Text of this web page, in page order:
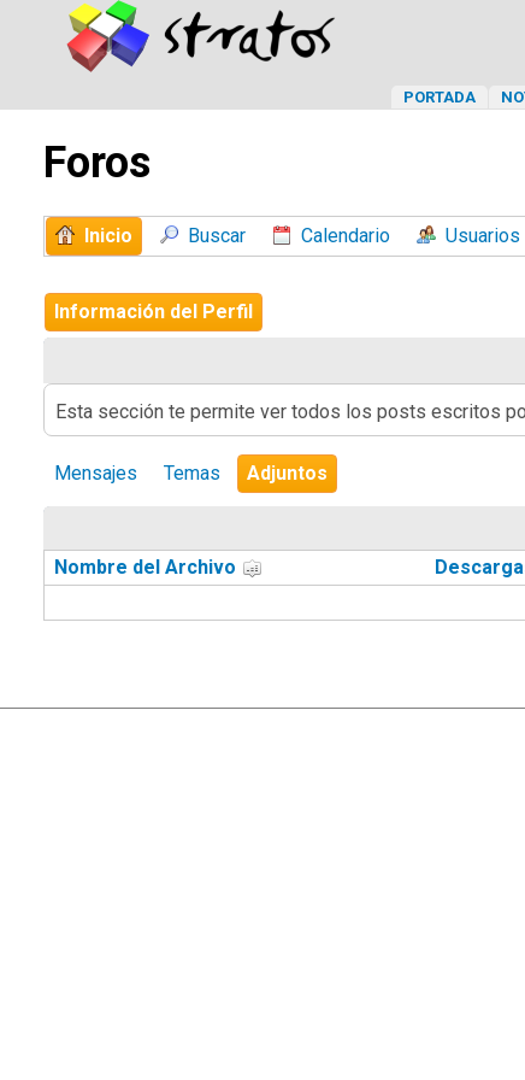
PORTADA
Foros
Inicio Buscar Calendario Usuarios
Información del Perfil
Esta sección te permite ver todos los posts escritos
Mensajes Temas Adjuntos
Nombre del Archivo